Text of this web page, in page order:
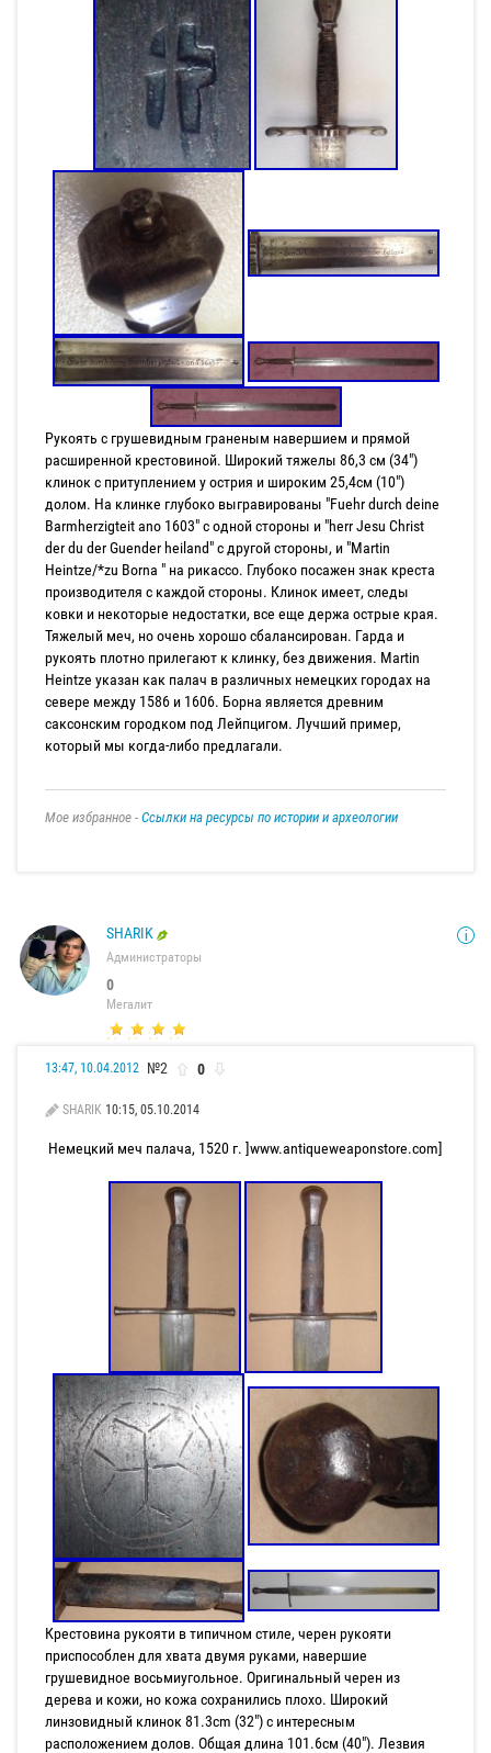
Рукоять с грушевидным граненым навершием и прямой
расширенной крестовиной. Широкий тяжелы 86,3 см (34")
клинок с притуплением у острия и широким 25,4см (10")
долом. На клинке глубоко выгравированы "Fuehr durch deine
Barmherzigteit ano 1603" с одной стороны и "herr Jesu Christ
der du der Guender heiland" с другой стороны, и "Martin
Heintze/*zu Borna " на рикассо. Глубоко посажен знак креста
производителя с каждой стороны. Клинок имеет, следы
ковки и некоторые недостатки, все еще держа острые края.
Тяжелый меч, но очень хорошо сбалансирован. Гарда и
рукоять плотно прилегают к клинку, без движения. Martin
Heintze указан как палач в различных немецких городах на
севере между 1586 и 1606. Борна является древним
саксонским городком под Лейпцигом. Лучший пример,
который мы когда-либо предлагали.
Мое избранное - Ссылки на ресурсы по истории и археологии
SHARIK
Администраторы
0
Мегалит
13:47, 10.04.2012 №2 0
SHARIK 10:15, 05.10.2014
Немецкий меч палача, 1520 г. ]www.antiqueweaponstore.com]
Крестовина рукояти в типичном стиле, черен рукояти
приспособлен для хвата двумя руками, навершие
грушевидное восьмиугольное. Оригинальный черен из
дерева и кожи, но кожа сохранились плохо. Широкий
линзовидный клинок 81.3cm (32​​") с интересным
расположением долов. Общая длина 101.6см (40"). Лезвия